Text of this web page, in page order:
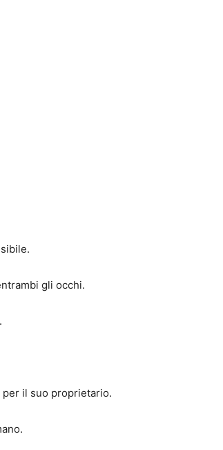
gli occhi.
per il suo proprietario.